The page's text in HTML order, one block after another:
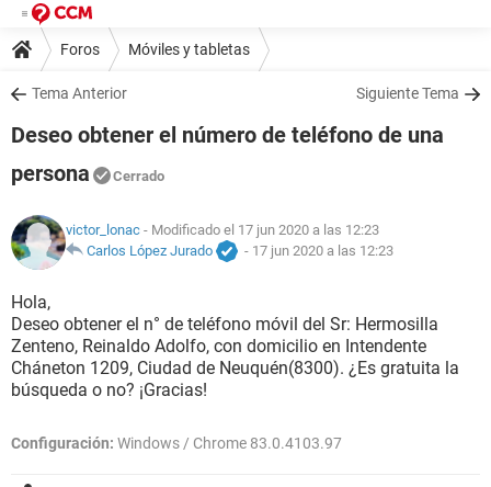
Foros Móviles y tabletas
Tema Anterior Siguiente Tema
Deseo obtener el número de teléfono de una
persona
Cerrado
victor_lonac - Modificado el 17 jun 2020 a las 12:23
Carlos López Jurado
- 17 jun 2020 a las 12:23
Hola,
Deseo obtener el n° de teléfono móvil del Sr: Hermosilla
Zenteno, Reinaldo Adolfo, con domicilio en Intendente
Cháneton 1209, Ciudad de Neuquén(8300). ¿Es gratuita la
búsqueda o no? ¡Gracias!
Configuración: Windows / Chrome 83.0.4103.97